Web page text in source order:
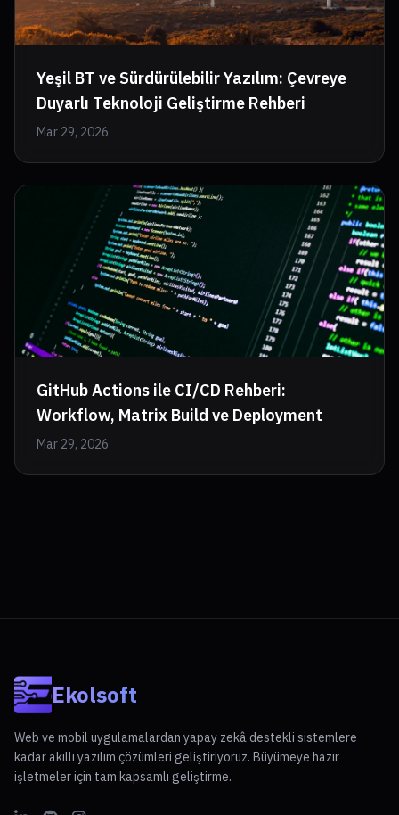
Yeşil BT ve Sürdürülebilir Yazılım: Çevreye
Duyarlı Teknoloji Geliştirme Rehberi
Mar 29, 2026
GitHub Actions ile CI/CD Rehberi:
Workflow, Matrix Build ve Deployment
Mar 29, 2026
Ekolsoft
Web ve mobil uygulamalardan yapay zekâ destekli sistemlere
kadar akıllı yazılım çözümleri geliştiriyoruz. Büyümeye hazır
işletmeler için tam kapsamlı geliştirme.